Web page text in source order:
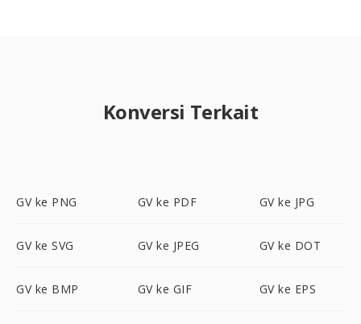
Konversi Terkait
GV ke PNG GV ke PDF GV ke JPG
GV ke SVG GV ke JPEG GV ke DOT
GV ke BMP GV ke GIF GV ke EPS